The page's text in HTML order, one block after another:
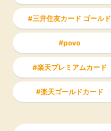
三井住友カード ゴールド
povo
楽天プレミアムカード
楽天ゴールドカード